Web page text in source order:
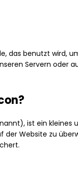
das benutzt wird,
Servern oder
ist ein
der Website zu